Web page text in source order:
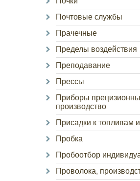
Почтовые службы
Прачечные
Пределы воздействия
Преподавание
Прессы
Приборы
производство
Присадки к топливам
Пробка
Пробоотбор
Проволока,